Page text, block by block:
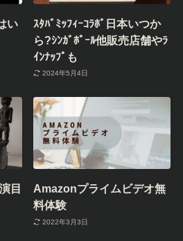
い
ｽﾀﾊﾞﾐｯﾌｨｰｺﾗﾎﾞ日本いつか
ら?ｼﾝｶﾞﾎﾟｰﾙ他販売店舗やﾗ
ｲﾝﾅｯﾌﾟも
2024年5月4日
目
Amazonプライムビデオ無
料体験
2022年3月3日